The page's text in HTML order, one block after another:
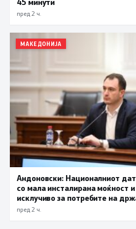
пред 2 ч.
МАКЕДОНИЈА
Андоновски: Националниот
со мала инсталирана моќност
исклучиво за потребите на
пред 2 ч.